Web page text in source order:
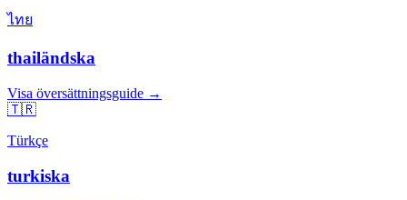
ไทย
thailändska
Visa översättningsguide →
🇹🇷
Türkçe
turkiska